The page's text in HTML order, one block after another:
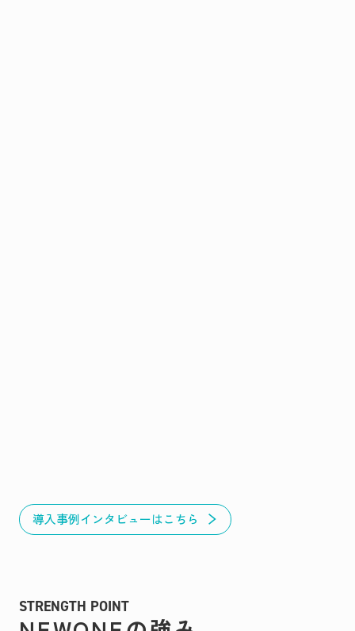
導入事例インタビューはこちら
STRENGTH POINT